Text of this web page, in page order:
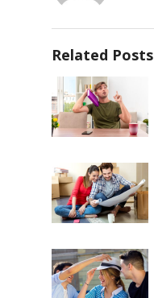
Related Posts